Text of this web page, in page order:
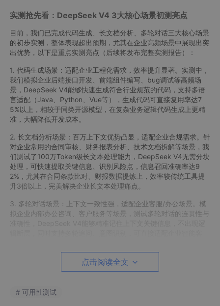
实测抢先看：DeepSeek V4 3大核心场景初测亮点
目前，我们已完成代码生成、长文档分析、多轮对话三大核心场景
的初步实测，整体表现超出预期，尤其在企业高频场景中展现出突
出优势，以下是重点实测亮点（后续将发布完整实测报告）：
1. 代码生成场景：适配企业工程化需求，效率提升显著。实测中，
我们模拟企业后端接口开发、前端组件编写、bug调试等高频场
景，DeepSeek V4能够快速生成符合行业规范的代码，支持多语
言适配（Java、Python、Vue等），生成代码可直接复用率达7
5%以上，相较于同类开源模型，在复杂业务逻辑代码生成上更精
准，大幅降低开发成本。
2. 长文档分析场景：百万上下文优势凸显，适配企业合规需求。针
对企业常用的合同审核、财务报表分析、技术文档拆解等场景，我
们测试了100万Token级长文本处理能力，DeepSeek V4无需分块
处理，可快速提取关键信息、识别风险点，信息召回准确率达9
2%，尤其在合同条款比对、财报数据提炼上，效率较传统工具提
升3倍以上，完美解决企业长文本处理痛点。
3. 多轮对话场景：上下文一致性强，适配企业客服/办公场景。模
拟企业内部办公咨询、客户服务等场景，测试多轮对话的连贯性与
中思创新测评进度同步，邀你共参与
实测、性价比对比实测，以及多行业场景定制化测评，计划分3期
点击阅读全文
# 可用性测试